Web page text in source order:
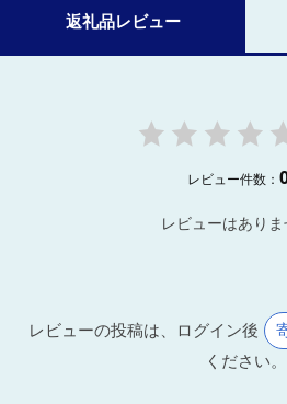
返礼品レビュー
レビュー件数：
レビューはありま
レビューの投稿は、ログイン後
ください。